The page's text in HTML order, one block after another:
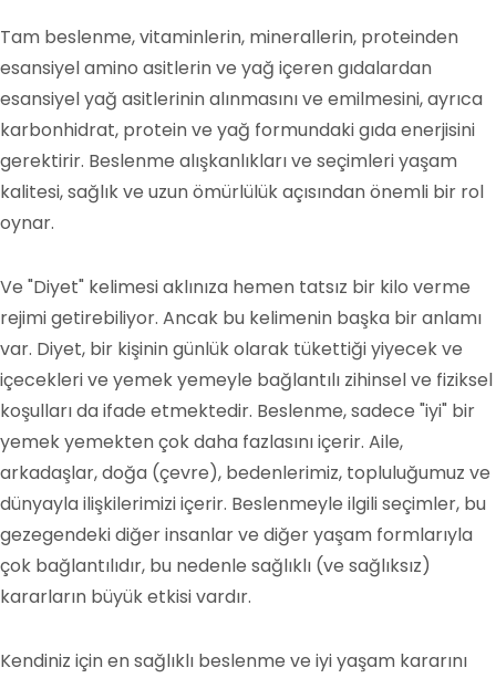
Tam beslenme, vitaminlerin, minerallerin, proteinden
esansiyel amino asitlerin ve yağ içeren gıdalardan
esansiyel yağ asitlerinin alınmasını ve emilmesini, ayrıca
karbonhidrat, protein ve yağ formundaki gıda enerjisini
gerektirir. Beslenme alışkanlıkları ve seçimleri yaşam
kalitesi, sağlık ve uzun ömürlülük açısından önemli bir rol
oynar.
Ve "Diyet" kelimesi aklınıza hemen tatsız bir kilo verme
rejimi getirebiliyor. Ancak bu kelimenin başka bir anlamı
var. Diyet, bir kişinin günlük olarak tükettiği yiyecek ve
içecekleri ve yemek yemeyle bağlantılı zihinsel ve fiziksel
koşulları da ifade etmektedir. Beslenme, sadece "iyi" bir
yemek yemekten çok daha fazlasını içerir. Aile,
arkadaşlar, doğa (çevre), bedenlerimiz, topluluğumuz ve
dünyayla ilişkilerimizi içerir. Beslenmeyle ilgili seçimler, bu
gezegendeki diğer insanlar ve diğer yaşam formlarıyla
çok bağlantılıdır, bu nedenle sağlıklı (ve sağlıksız)
kararların büyük etkisi vardır.
Kendiniz için en sağlıklı beslenme ve iyi yaşam kararını